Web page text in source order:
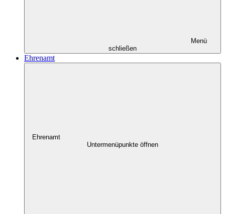
Menü
schließen
Ehrenamt
Ehrenamt
Untermenüpunkte öffnen